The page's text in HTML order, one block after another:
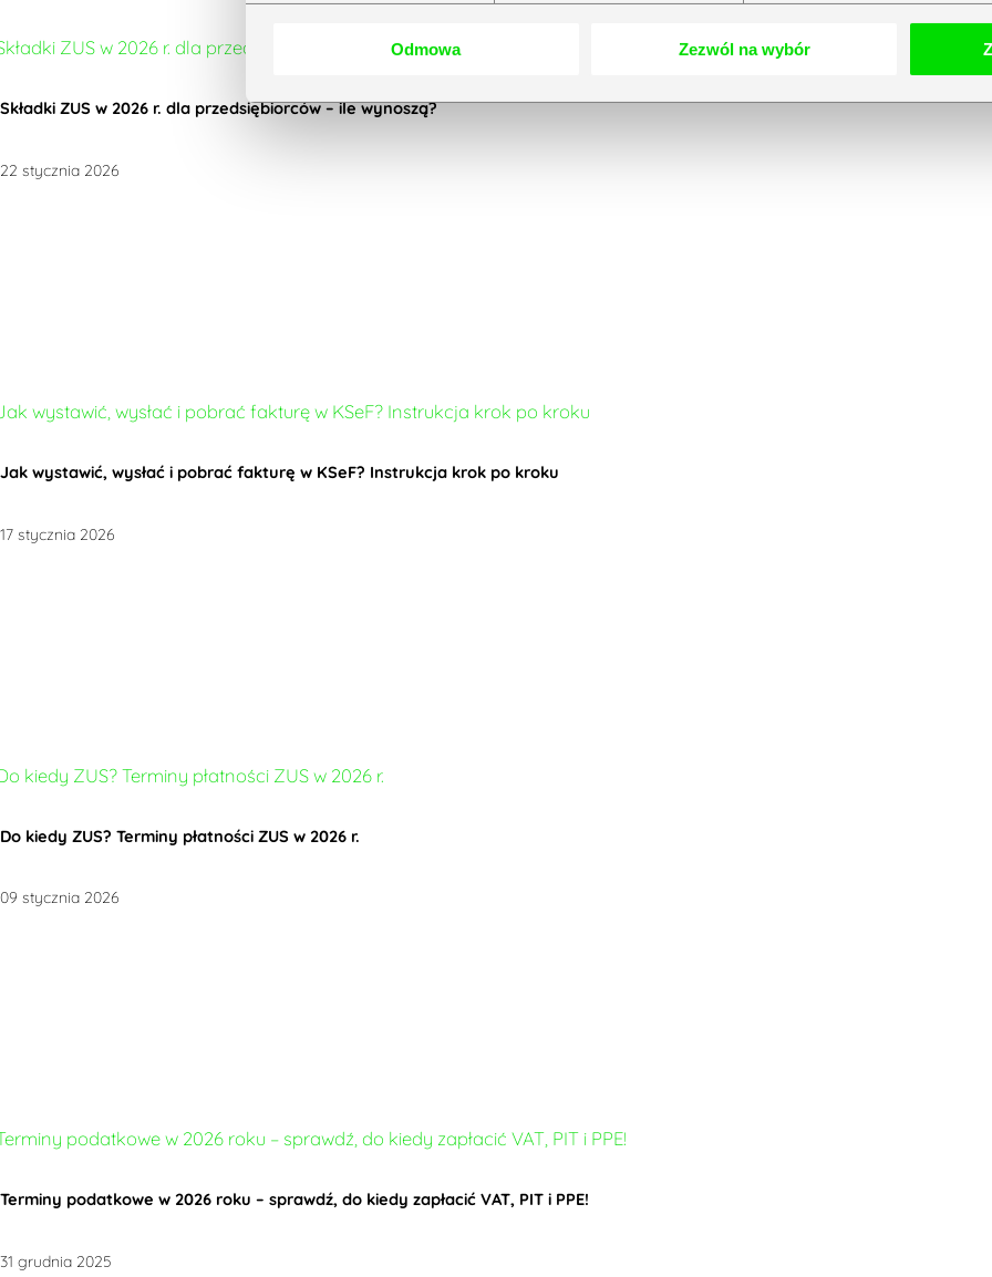
Odmowa Zezwól na wybór
Składki ZUS w 2026 r. dla przedsiębiorców – ile wynoszą?
22 stycznia 2026
Jak wystawić, wysłać i pobrać fakturę w KSeF? Instrukcja krok po kroku
17 stycznia 2026
Do kiedy ZUS? Terminy płatności ZUS w 2026 r.
09 stycznia 2026
Terminy podatkowe w 2026 roku – sprawdź, do kiedy zapłacić VAT, PIT i PPE!
31 grudnia 2025